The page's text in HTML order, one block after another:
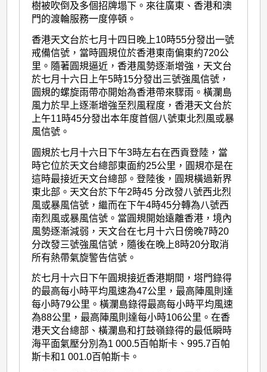
樹被吹倒及多個招牌塌下。來往廣東、香港和澳
門的渡輪服務一度停頓。
香港天文台於七月十四日晚上10時55分發出一號
戒備信號，當時圓規位於香港東南偏東約720公
里。隨著圓規逼近，香港風勢逐漸增強，天文台
於七月十六日上午5時15分發出三號強風信號，
圓規的螺旋雨帶亦開始為香港帶來驟雨。橫瀾島
風力於早上逐漸增強至烈風程度，香港天文台於
上午11時45分發出本年度首個八號東北烈風或暴
風信號。
圓規於七月十六日下午3時左右在西貢登陸，當
時它位於天文台總部東面約25公里，圓規亦是在
這時最接近天文台總部。登陸後，圓規橫過新界
東北部。天文台於下午2時45 分改發八號西北烈
風或暴風信號，繼而在下午4時45分轉為八號西
南烈風或暴風信號。當圓規開始遠離香港，境內
風勢逐漸減弱，天文台在七月十六日傍晚7時20
分改發三號強風信號，隨後在晚上8時20分取消
所有熱帶氣旋警告信號。
於七月十六日下午圓規接近香港期間，塔門錄得
的最高每小時平均風速為47公里，最高陣風則達
每小時79公里。橫瀾島錄得最高每小時平均風速
為88公里，最高陣風則達每小時106公里。在香
港天文台總部、橫瀾島和打鼓嶺錄得的最低瞬時
海平面氣壓分別為1 000.5百帕斯卡、995.7百帕
斯卡和1 001.0百帕斯卡。